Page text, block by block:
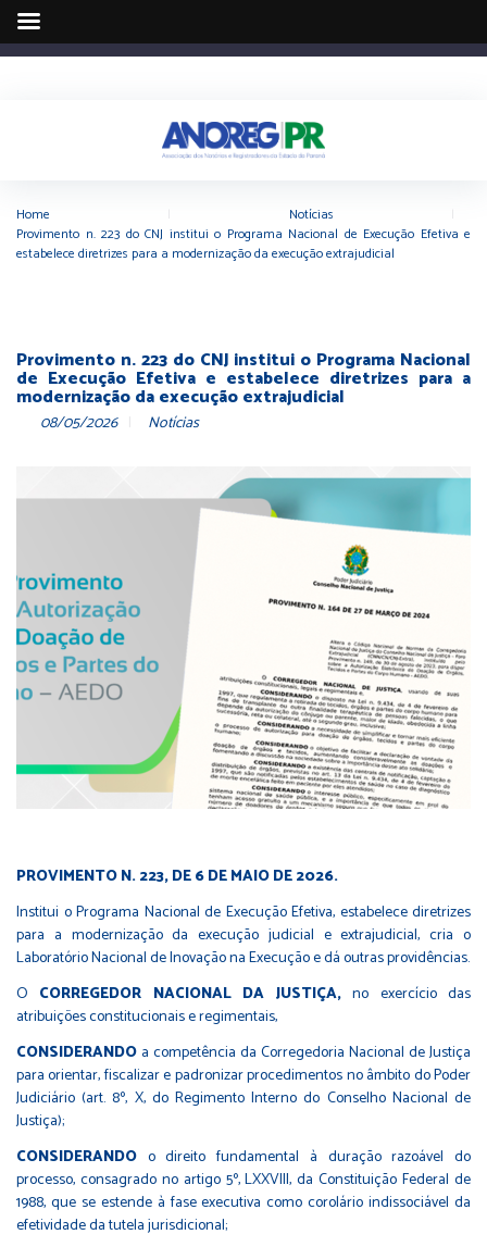
Home Notícias
Provimento n. 223 do CNJ institui o Programa Nacional de Execução Efetiva e
estabelece diretrizes para a modernização da execução extrajudicial
Provimento n. 223 do CNJ institui o Programa Nacional
de Execução Efetiva e estabelece diretrizes para a
modernização da execução extrajudicial
08/05/2026 Notícias
PROVIMENTO N. 223, DE 6 DE MAIO DE 2026.
Institui o Programa Nacional de Execução Efetiva, estabelece diretrizes
para a modernização da execução judicial e extrajudicial, cria o
Laboratório Nacional de Inovação na Execução e dá outras providências.
O CORREGEDOR NACIONAL DA JUSTIÇA,no exercício das
atribuições constitucionais e regimentais,
CONSIDERANDO a competência da Corregedoria Nacional de Justiça
para orientar, fiscalizar e padronizar procedimentos no âmbito do Poder
Judiciário (art. 8º, X, do Regimento Interno do Conselho Nacional de
Justiça);
CONSIDERANDO o direito fundamental à duração razoável do
processo, consagrado no artigo 5º, LXXVIII, da Constituição Federal de
1988, que se estende à fase executiva como corolário indissociável da
efetividade da tutela jurisdicional;